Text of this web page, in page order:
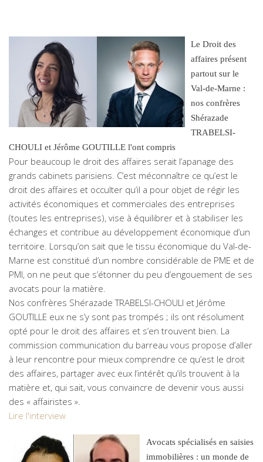
Le Droit des
affaires présent
partout sur le
Val-de-Marne :
nos confrères
Shérazade
TRABELSI-
CHOULI et Jérôme GOUTILLE l'ont compris
Pour beaucoup le droit des affaires serait l’apanage des
grands cabinets parisiens. C’est méconnaître ce qu’est le
droit des affaires et occulter qu’il a pour objet de régir les
activités économiques et commerciales des entreprises
(toutes les entreprises), vise à équilibrer et à stabiliser les
échanges et contribue au développement économique d’un
territoire. Lorsqu’on sait que le tissu économique du Val-de-
Marne est constitué d’un nombre considérable de PME et de
PMI, on ne peut que s’étonner du peu d’engouement de ses
avocats pour la matière.
Nos confrères Shérazade TRABELSI-CHOULI et Jérôme
GOUTILLE eux ne s’y sont pas trompés ; ils ont résolument
opté pour le droit des affaires et s’en trouvent bien. La
commission communication du barreau vous propose d’aller
à leur rencontre pour mieux comprendre ce qu’est le droit
des affaires, partager avec eux l’intérêt qu’ils trouvent à la
matière et, qui sait, vous convaincre de devenir vous aussi
des « affairistes ».
Lire l'interview
Avocats spécialisés en saisies
immobilières : un monde de